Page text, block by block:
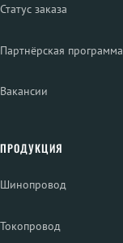
Статус заказа
Партнёрская программа
Вакансии
ПРОДУКЦИЯ
Шинопровод
Токопровод